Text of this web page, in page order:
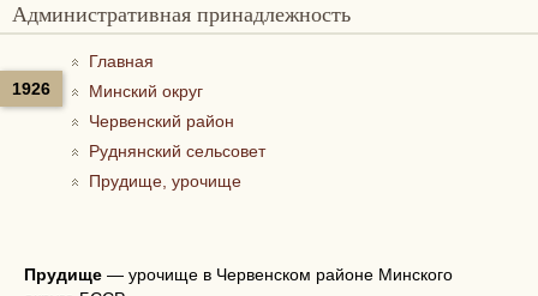
Административная принадлежность
1926
Главная
Минский округ
Червенский район
Руднянский сельсовет
Прудище, урочище
Прудище — урочище в Червенском районе Минского